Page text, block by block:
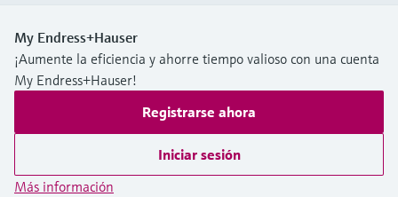
My Endress+Hauser
¡Aumente la eficiencia y ahorre tiempo valioso con una cuenta
My Endress+Hauser!
Registrarse ahora
Iniciar sesión
Más información